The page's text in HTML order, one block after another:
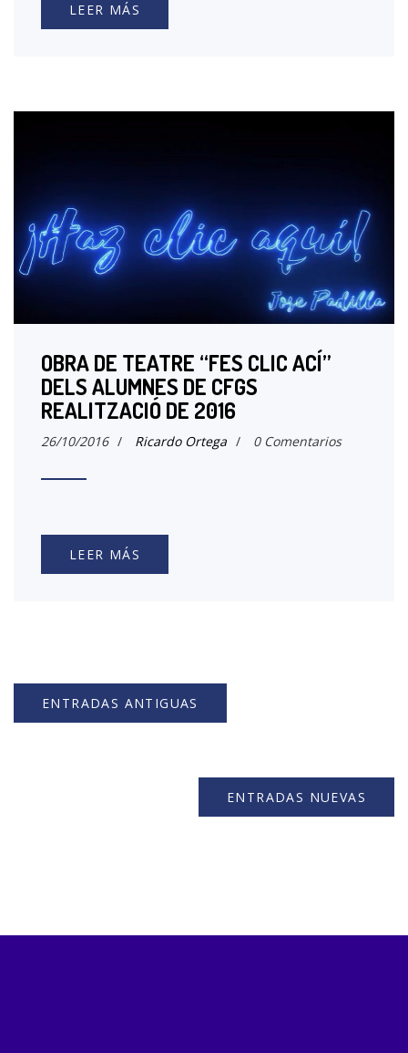
LEER MÁS
OBRA DE TEATRE “FES CLIC ACÍ”
DELS ALUMNES DE CFGS
REALITZACIÓ DE 2016
26/10/2016 / Ricardo Ortega / 0 Comentarios
LEER MÁS
ENTRADAS ANTIGUAS
ENTRADAS NUEVAS